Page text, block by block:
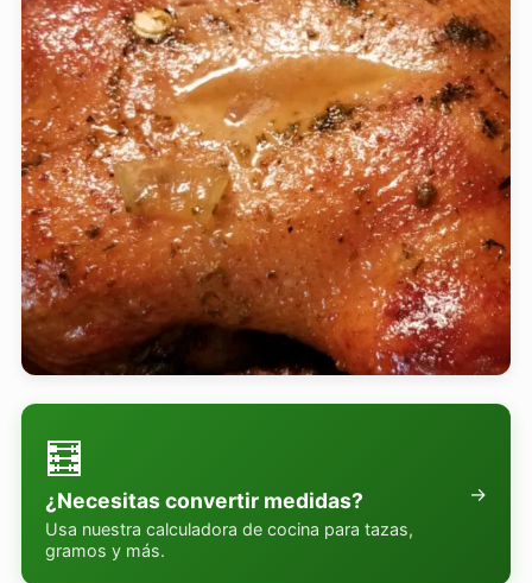
🧮
¿Necesitas convertir medidas?
Usa nuestra calculadora de cocina para tazas,
gramos y más.
→